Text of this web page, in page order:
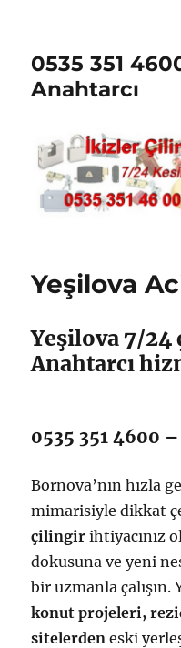
0535 351
Anahtarcı
Yeşilova
Yeşilova 7/
Anahtarcı
0535 351 4600
Bornova’nın hızla
mimarisiyle dikkat
çilingir ihtiyacınız
dokusuna ve yeni
bir uzmanla çalışın.
konut projeleri,
sitelerden eski